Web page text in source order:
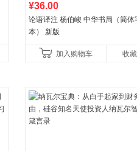
¥36.00
论语译注 杨伯峻 中华书局（简体
本） 新版
加入购物车 收藏